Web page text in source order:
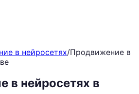
в нейросетях/Продвижение в
в нейросетях в